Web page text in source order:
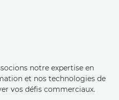
notre expertise en
et nos technologies de
vos défis commerciaux.